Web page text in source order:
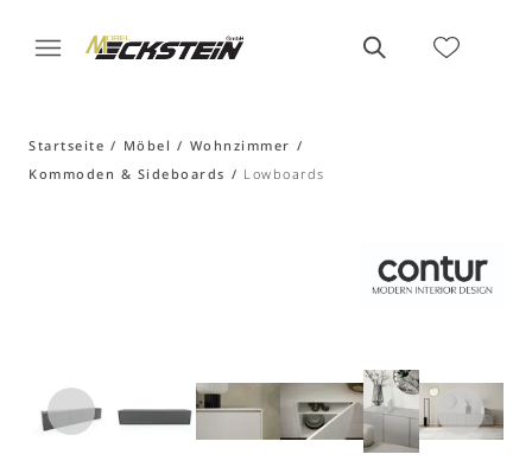
Startseite Möbel
Wohnzimmer
Kommoden & Sideboards
Lowboards